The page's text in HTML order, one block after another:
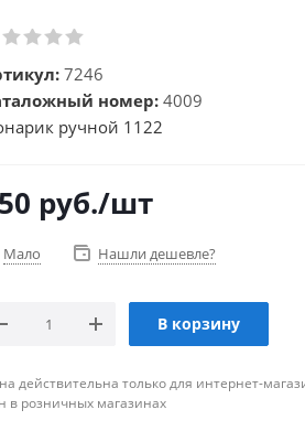
7246
номер: 4009
ручной 1122
руб./шт
Мало Нашли дешевле?
В корзину
действительна только для интернет-
в розничных магазинах